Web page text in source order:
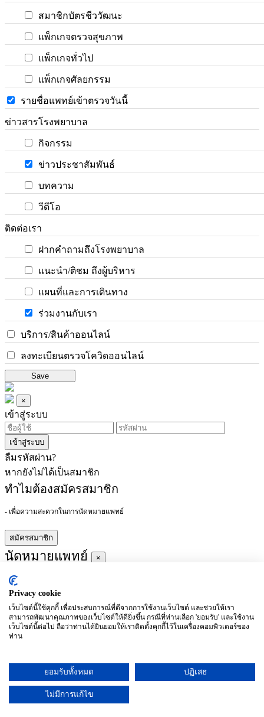
สมาชิกบัตรชีววัฒนะ
แพ็กเกจตรวจสุขภาพ
แพ็กเกจทั่วไป
แพ็กเกจศัลยกรรม
รายชื่อแพทย์เข้าตรวจวันนี้
ข่าวสารโรงพยาบาล
กิจกรรม
ข่าวประชาสัมพันธ์
บทความ
วีดีโอ
ติดต่อเรา
ฝากคำถามถึงโรงพยาบาล
แนะนำ/ติชม ถึงผู้บริหาร
แผนที่และการเดินทาง
ร่วมงานกับเรา
บริการ/สินค้าออนไลน์
ลงทะเบียนตรวจโควิดออนไลน์
Save
×
เข้าสู่ระบบ
เข้าสู่ระบบ
ลืมรหัสผ่าน?
หากยังไม่ได้เป็นสมาชิก
ทำไมต้องสมัครสมาชิก
- เพื่อความสะดวกในการนัดหมายแพทย์
สมัครสมาชิก
นัดหมายแพทย์ ×
ผู้ชำนาญการ
ประจำ :
อาทิตย์
จันทร์
(27/09)
อังคาร
(28/09)
พุธ
พฤหัสบดี
ศุกร์
เสาร์
Privacy cookie
เว็บไซต์นี้ใช้คุกกี้ เพื่อประสบการณ์ที่ดีจากการใช้งานเว็บไซต์ และช่วยให้เรา
สามารถพัฒนาคุณภาพของเว็บไซต์ให้ดียิ่งขึ้น กรณีที่ท่านเลือก 'ยอมรับ' และใช้งาน
เว็บไซต์นี้ต่อไป ถือว่าท่านได้ยินยอมให้เราติดตั้งคุกกี้ไว้ในเครื่องคอมพิวเตอร์ของ
ท่าน
ยอมรับทั้งหมด ปฏิเสธ
ไม่มีการแก้ไข